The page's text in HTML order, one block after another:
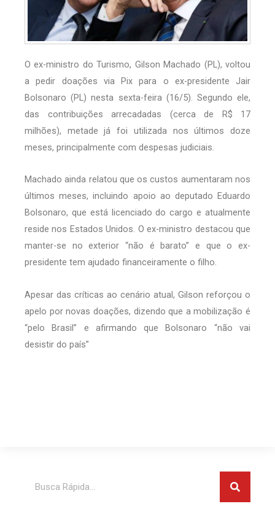
O ex-ministro do Turismo, Gilson Machado (PL), voltou
a pedir doações via Pix para o ex-presidente Jair
Bolsonaro (PL) nesta sexta-feira (16/5). Segundo ele,
das contribuições arrecadadas (cerca de R$ 17
milhões), metade já foi utilizada nos últimos doze
meses, principalmente com despesas judiciais.
Machado ainda relatou que os custos aumentaram nos
últimos meses, incluindo apoio ao deputado Eduardo
Bolsonaro, que está licenciado do cargo e atualmente
reside nos Estados Unidos. O ex-ministro destacou que
manter-se no exterior “não é barato” e que o ex-
presidente tem ajudado financeiramente o filho.
Apesar das críticas ao cenário atual, Gilson reforçou o
apelo por novas doações, dizendo que a mobilização é
“pelo Brasil” e afirmando que Bolsonaro “não vai
desistir do país”